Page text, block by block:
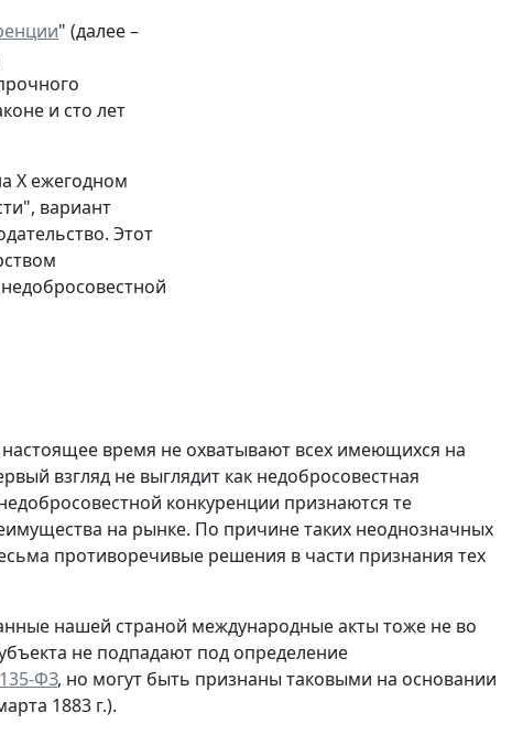
" (далее –
и сто лет
X ежегодном
вариант
Этот
время не охватывают всех имеющихся на
взгляд не выглядит как недобросовестная
конкуренции признаются те
на рынке. По причине таких неоднозначных
противоречивые решения в части признания тех
нашей страной международные акты тоже не во
не подпадают под определение
ФЗ, но могут быть признаны таковыми на основании
1883 г.).